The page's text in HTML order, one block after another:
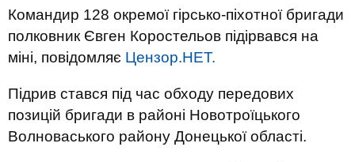
Командир 128 окремої гірсько-піхотної бригади
полковник Євген Коростельов підірвався на
міні, повідомляє Цензор.НЕТ.
Підрив стався під час обходу передових
позицій бригади в районі Новотроїцького
Волноваського району Донецької області.